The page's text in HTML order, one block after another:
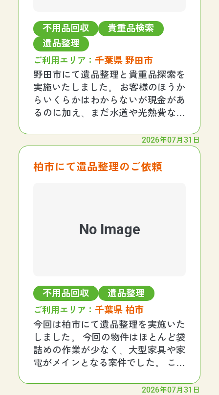
不用品回収
貴重品検索
遺品整理
ご利用エリア：千葉県 野田市
野田市にて遺品整理と貴重品探索を
実施いたしました。 お客様のほうか
らいくらかはわからないが現金があ
るのに加え、まだ水道や光熱費など
のことで、現金探索に加えて重要書
お客様からご要望いただいていた現
2026年07月31日
柏市にて遺品整理のご依頼
No Image
不用品回収 遺品整理
ご利用エリア：千葉県 柏市
今回は柏市にて遺品整理を実施いた
しました。 今回の物件はほとんど袋
詰めの作業が少なく、大型家具や家
電がメインとなる案件でした。 こち
抑えたいとお伝えいただき、普段以
2026年07月31日